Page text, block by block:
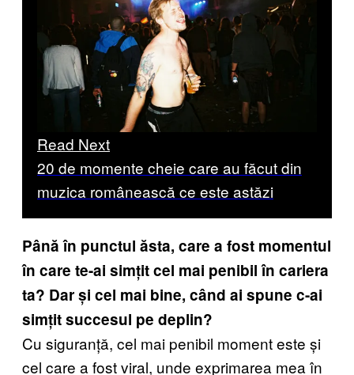
Read Next
20 de momente cheie care au făcut din
muzica românească ce este astăzi
Până în punctul ăsta, care a fost momentul
în care te-ai simțit cel mai penibil în cariera
ta? Dar și cel mai bine, când ai spune c-ai
simțit succesul pe deplin?
Cu siguranță, cel mai penibil moment este și
cel care a fost viral, unde exprimarea mea în